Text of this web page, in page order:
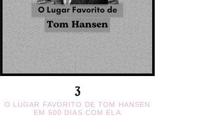
O LUGAR FAVORITO DE TOM HANSEN
EM 500 DIAS COM ELA